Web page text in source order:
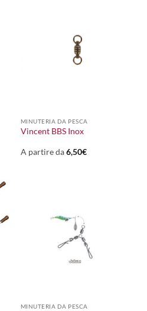
MINUTERIA DA PESCA
Vincent BBS Inox
A partire da6,50€
MINUTERIA DA PESCA